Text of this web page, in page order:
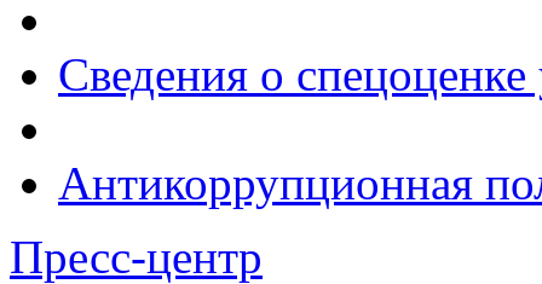
Сведения о
Антикоррупционная
Пресс-центр